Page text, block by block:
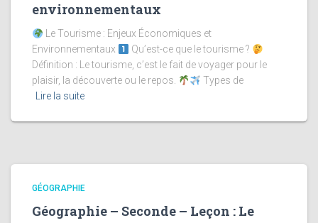
environnementaux
Le Tourisme : Enjeux Économiques et
Environnementaux
Qu’est-ce que le tourisme ?
Définition : Le tourisme, c’est le fait de voyager pour le
plaisir, la découverte ou le repos.
Types de
Lire la suite
GÉOGRAPHIE
Géographie – Seconde – Leçon : Le